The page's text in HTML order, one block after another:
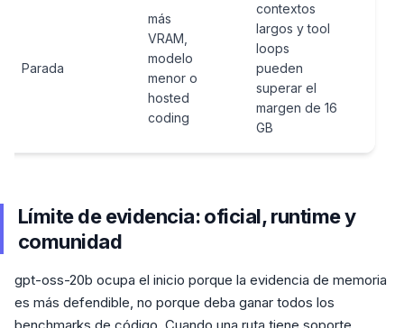
Parada
más
VRAM,
modelo
menor o
hosted
coding
contextos
largos y tool
loops
pueden
superar el
margen de 16
GB
Límite de evidencia: oficial, runtime y
comunidad
gpt-oss-20b ocupa el inicio porque la evidencia de memoria
es más defendible, no porque deba ganar todos los